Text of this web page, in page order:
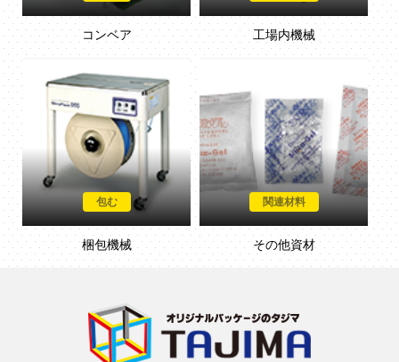
コンベア 工場内機械
包む
梱包機械
関連材料
その他資材